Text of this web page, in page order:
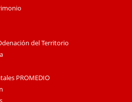
del Territorio
PROMEDIO